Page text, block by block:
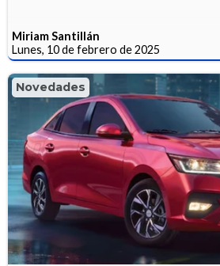
Miriam Santillán
Lunes, 10 de febrero de 2025
Novedades